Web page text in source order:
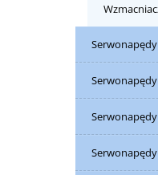
Serwonapędy
Serwonapędy